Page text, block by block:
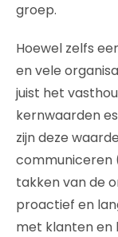
groep.
Hoewel zelfs
en vele
juist het
kernwaarden
zijn deze
communiceren
takken van de
proactief en
met klanten en